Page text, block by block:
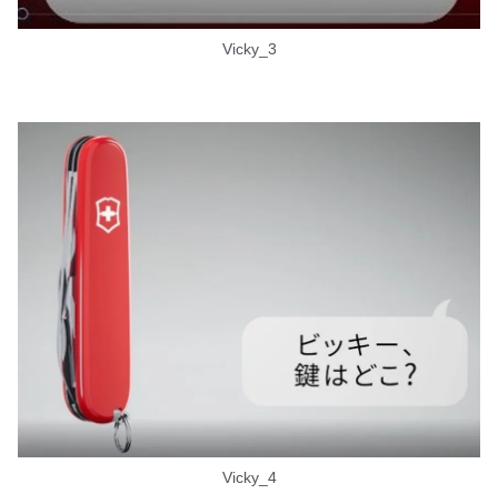
Vicky_3
Vicky_4